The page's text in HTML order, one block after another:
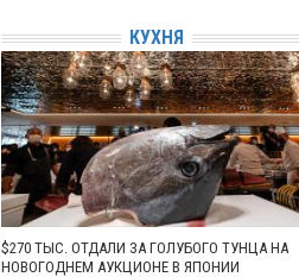
КУХНЯ
$270 ТЫС. ОТДАЛИ ЗА ГОЛУБОГО ТУНЦА НА
НОВОГОДНЕМ АУКЦИОНЕ В ЯПОНИИ